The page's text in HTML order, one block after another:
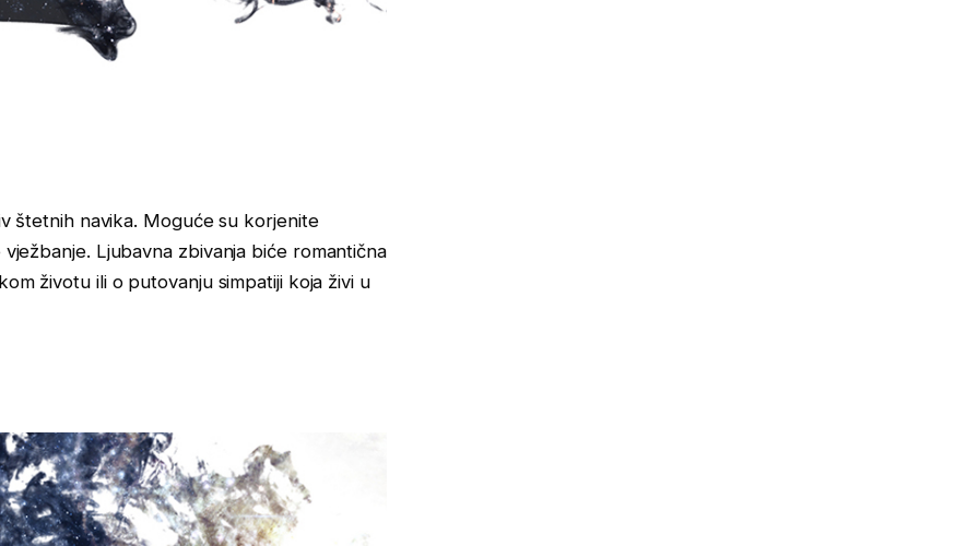
štetnih navika. Moguće su korjenite
Ljubavna zbivanja biće romantična
životu ili o putovanju simpatiji koja živi u